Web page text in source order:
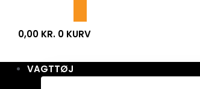
0,00 KR. 0 KURV
VAGTTØJ